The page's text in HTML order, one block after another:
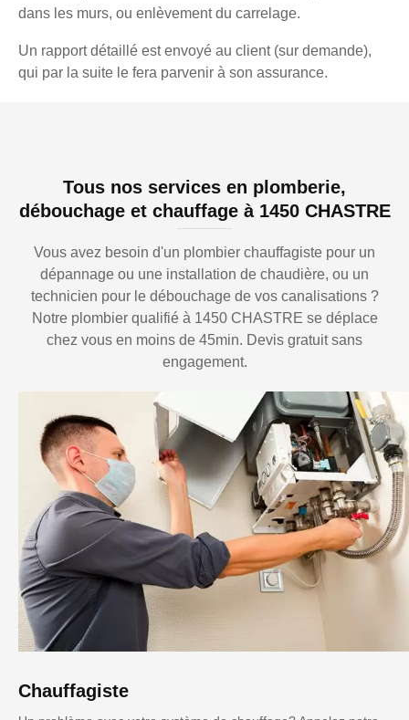
dans les murs, ou enlèvement du carrelage.
Un rapport détaillé est envoyé au client (sur demande),
qui par la suite le fera parvenir à son assurance.
Tous nos services en plomberie,
débouchage et chauffage à 1450 CHASTRE
Vous avez besoin d'un plombier chauffagiste pour un
dépannage ou une installation de chaudière, ou un
technicien pour le débouchage de vos canalisations ?
Notre plombier qualifié à 1450 CHASTRE se déplace
chez vous en moins de 45min. Devis gratuit sans
engagement.
Chauffagiste